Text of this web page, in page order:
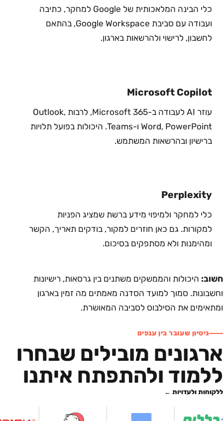
כלי הבינה המלאכותית של Google למחקר, כתיבה
ועבודה עם סביבת Google Workspace, בהתאם
לחשבון, לרישוי ולהרשאות בארגון.
Microsoft Copilot
עוזר AI לעבודה ב-Microsoft 365, לרבות Outlook,
Word, PowerPoint ו-Teams. היכולות בפועל תלויות
ברישיון ובהרשאות המשתמש.
Perplexity
כלי למחקר ולמיפוי מידע ברשת שמציג הפניות
למקורות. גם כאן חוזרים למקור, בודקים תאריך, הקשר
ומהימנות ולא מסתפקים בסיכום.
חשוב: היכולות והממשקים משתנים בין גרסאות, רישיונות
וחשבונות. סמוך למועד הסדנה מאמתים מה זמין בארגון
ומתאימים את הסילבוס לסביבה המאושרת.
ניסיון שעובר בין ענפים
ארגונים מובילים שבחרו
ללמוד ולהתפתח איתנו
ללקוחות ולעדויות ←